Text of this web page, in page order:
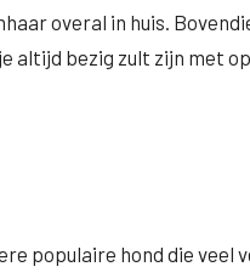
overal in huis.
altijd bezig zult zijn met
populaire hond die